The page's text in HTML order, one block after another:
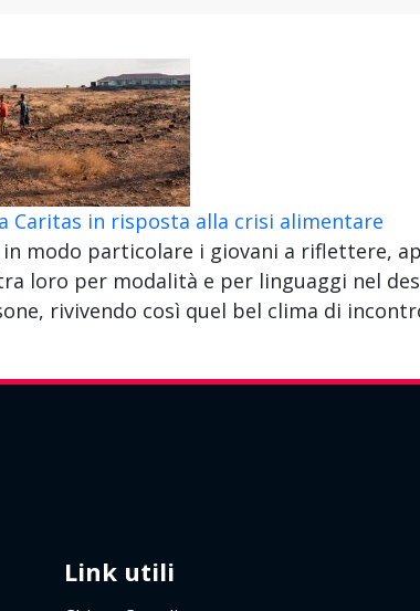
Caritas in risposta alla crisi alimentare
in modo particolare i giovani a riflettere,
loro per modalità e per linguaggi nel
rivivendo così quel bel clima di
Link utili